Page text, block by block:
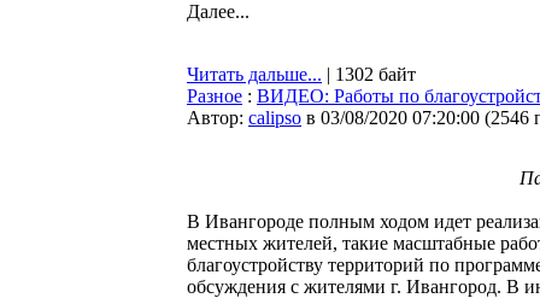
Далее...
Читать дальше... | 1302 байт
Разное : ВИДЕО: Работы по
Автор: calipso в 03/08/2020 07:20:00 (2546
В Ивангороде полным ходом идет
местных жителей, такие масштабные
благоустройству территорий по
обсуждения с жителями г. Ивангород. В